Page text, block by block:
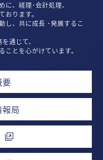
、経理･会計処理、
ります。
し、共に成長 ･発展するこ
通じて、
とを心がけています。
局